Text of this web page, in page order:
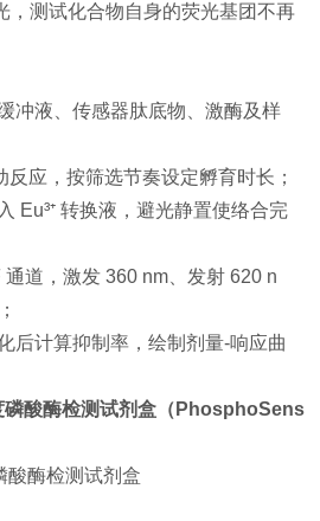
，测试化合物自身的荧光基团不再
液、传感器肽底物、激酶及样
应，按筛选节奏设定孵育时长；
转换液，避光静置使络合完
道，激发 360 nm、发射 620 n
计算抑制率，绘制剂量-响应曲
磷酸酶检测试剂盒（PhosphoSens
酸酶检测试剂盒